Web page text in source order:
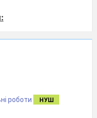
роботи НУШ